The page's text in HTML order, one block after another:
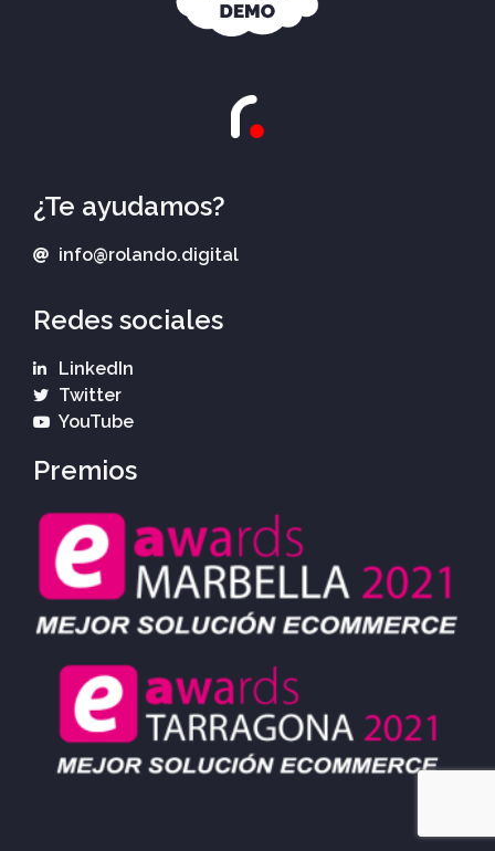
¿Te ayudamos?
info@rolando.digital
Redes sociales
LinkedIn
Twitter
YouTube
Premios